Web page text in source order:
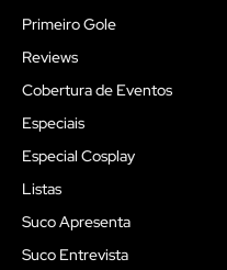
Primeiro Gole
Reviews
Cobertura de Eventos
Especiais
Especial Cosplay
Listas
Suco Apresenta
Suco Entrevista